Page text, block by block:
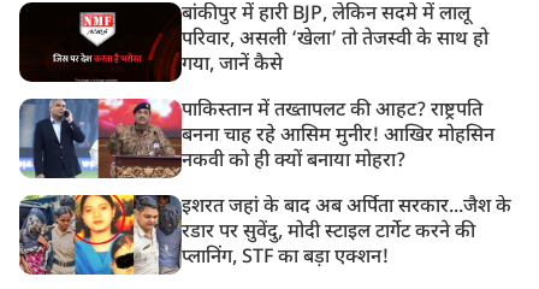
बांकीपुर में हारी BJP, लेकिन सदमे में लालू
परिवार, असली ‘खेला’ तो तेजस्वी के साथ हो
गया, जानें कैसे
पाकिस्तान में तख्तापलट की आहट? राष्ट्रपति
बनना चाह रहे आसिम मुनीर! आखिर मोहसिन
नकवी को ही क्यों बनाया मोहरा?
इशरत जहां के बाद अब अर्पिता सरकार...जैश के
रडार पर सुवेंदु, मोदी स्टाइल टार्गेट करने की
प्लानिंग, STF का बड़ा एक्शन!